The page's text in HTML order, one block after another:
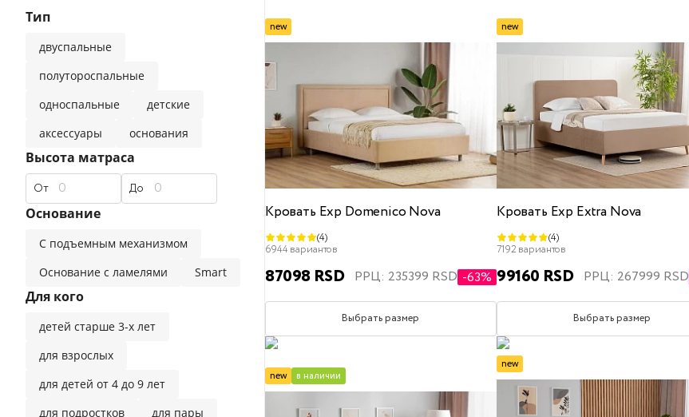
Эксклюзивные матрасы
Детские матрасы
Безопасные материалы
популярные фильтры
Наматрасники Жесткий Средний Мягкий 180x200 200x200
популярные фильтры
120x200 140x200 180x200 200x200 полуторные с подъемным механизмом
прямые диваны современные
популярные фильтры
для сна на боку для сна на животе детские
Тип
двуспальные
полутороспальные
односпальные
детские
аксессуары
основания
Высота матраса
От До
Основание
С подъемным механизмом
Основание с ламелями
Smart
Для кого
детей старше 3-х лет
для взрослых
для детей от 4 до 9 лет
для подростков
для пары
new
Кровать Exp Domenico Nova
(4)
6944 вариантов
87098 RSD РРЦ: 235399 RSD -63%
Выбрать размер
new
Кровать Exp Extra Nova
(4)
7192 вариантов
99160 RSD РРЦ: 267999 RSD
Выбрать размер
new в наличии
new